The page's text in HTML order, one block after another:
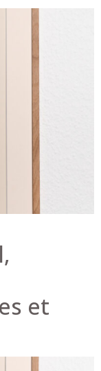
et